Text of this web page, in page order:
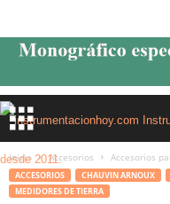
Inicio Accesorios Accesorios
ACCESORIOS CHAUVIN ARNOUX
MEDIDORES DE TIERRA